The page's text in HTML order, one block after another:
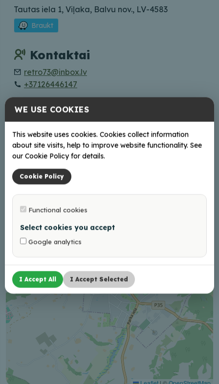
Tautas iela 1, Viļaka, Balvu nov., LV-4583
Braukt
Kontaktai
retro73@inbox.lv
+37126446147
Internete
Facebook
+
WE USE COOKIES
This website uses cookies. Cookies collect information
about site visits, help to improve website functionality. See
our Cookie Policy for details.
Cookie Policy
Functional cookies
Select cookies you accept
Google analytics
I Accept All I Accept Selected